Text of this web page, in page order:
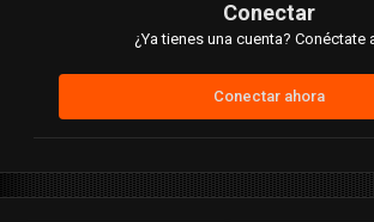
Conectar
¿Ya tienes una cuenta? Conéctate
Conectar ahora